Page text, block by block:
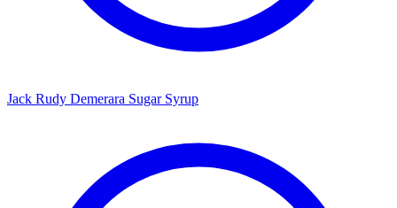
Jack Rudy Demerara Sugar Syrup